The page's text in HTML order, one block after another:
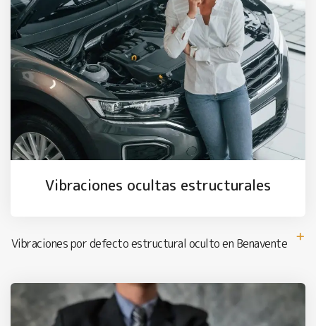
Vibraciones ocultas estructurales
Vibraciones por defecto estructural oculto en Benavente